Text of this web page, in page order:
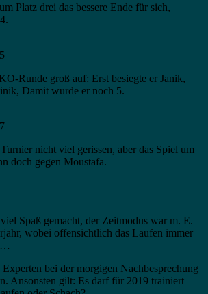
Platz drei das bessere Ende für sich,
Runde groß auf: Erst besiegte er Janik,
Damit wurde er noch 5.
nicht viel gerissen, aber das Spiel um
doch gegen Moustafa.
Spaß gemacht, der Zeitmodus war m. E.
wobei offensichtlich das Laufen immer
bei der morgigen Nachbesprechung
Ansonsten gilt: Es darf für 2019 trainiert